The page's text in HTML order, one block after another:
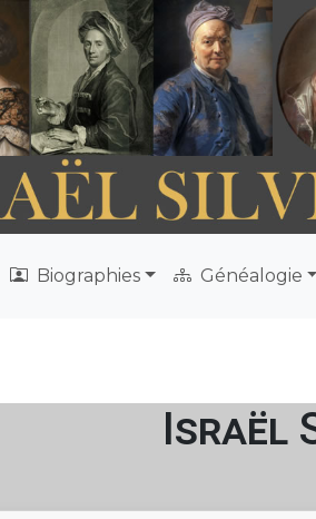
Biographies Généalogie
Israël